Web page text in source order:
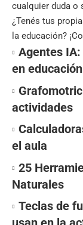
cualquier duda o
¿Tenés tus
la educación?
Agentes
en educación
actividades
el aula
25
Naturales
Teclas de